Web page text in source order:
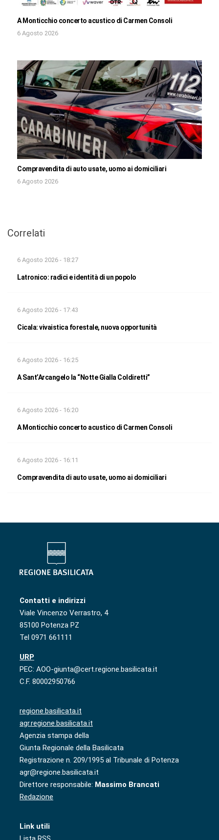
A Monticchio concerto acustico di Carmen Consoli
6 Agosto 2026
Compravendita di auto usate, uomo ai domiciliari
6 Agosto 2026
Correlati
6 Agosto 2026 - 18:27
Latronico: radici e identità di un popolo
6 Agosto 2026 - 17:43
Cicala: vivaistica forestale, nuova opportunità
6 Agosto 2026 - 16:25
A Sant’Arcangelo la “Notte Gialla Coldiretti”
6 Agosto 2026 - 16:20
A Monticchio concerto acustico di Carmen Consoli
6 Agosto 2026 - 16:11
Compravendita di auto usate, uomo ai domiciliari
Contatti e indirizzi
Viale Vincenzo Verrastro, 4
85100 Potenza PZ
Tel 0971 661111
URP
PEC: AOO-giunta@cert.regione.basilicata.it
C.F. 80002950766
regione.basilicata.it
agr.regione.basilicata.it
Agenzia stampa della
Giunta Regionale della Basilicata
Registrazione n. 209/1995 al Tribunale di Potenza
agr@regione.basilicata.it
Direttore responsabile: Massimo Brancati
Redazione
Link utili